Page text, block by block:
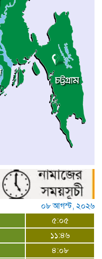
০৮ আগস্ট, ২০২৬
৫:০৫
১১:৪৬
৪:০৮